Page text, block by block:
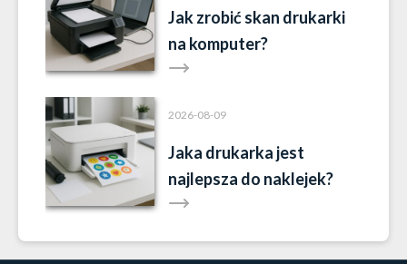
Jak zrobić skan drukarki
na komputer?
2026-08-09
Jaka drukarka jest
najlepsza do naklejek?